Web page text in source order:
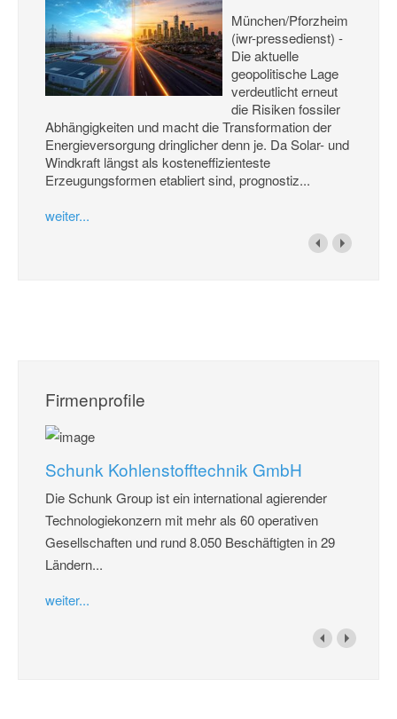
München/Pforzheim
(iwr-pressedienst) -
Die aktuelle
geopolitische Lage
verdeutlicht erneut
die Risiken fossiler
Abhängigkeiten und macht die Transformation der
Energieversorgung dringlicher denn je. Da Solar- und
Windkraft längst als kosteneffizienteste
Erzeugungsformen etabliert sind, prognostiz...
weiter...
Firmenprofile
Schunk Kohlenstofftechnik GmbH
Die Schunk Group ist ein international agierender
Technologiekonzern mit mehr als 60 operativen
Gesellschaften und rund 8.050 Beschäftigten in 29
Ländern...
weiter...